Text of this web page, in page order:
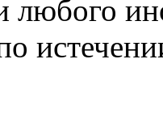
любого